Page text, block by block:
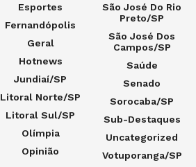
Esportes
Fernandópolis
Geral
Hotnews
Jundiaí/SP
Litoral Norte/SP
Litoral Sul/SP
Olímpia
Opinião
São José Do Rio
Preto/SP
São José Dos
Campos/SP
Saúde
Senado
Sorocaba/SP
Sub-Destaques
Uncategorized
Votuporanga/SP